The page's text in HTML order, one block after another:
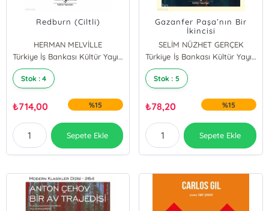
Redburn (Ciltli)
HERMAN MELVİLLE
Türkiye İş Bankası Kültür Yayınları
Stok : 4
₺714,00 %15
Sepete Ekle
Gazanfer Paşa’nın Bir
İkincisi
SELİM NÜZHET GERÇEK
Türkiye İş Bankası Kültür Yayınları
Stok : 5
₺78,20 %15
Sepete Ekle